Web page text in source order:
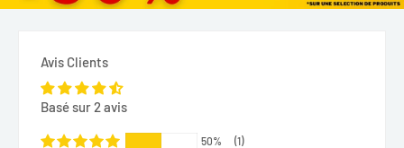
Avis Clients
Basé sur 2 avis
50% (1)